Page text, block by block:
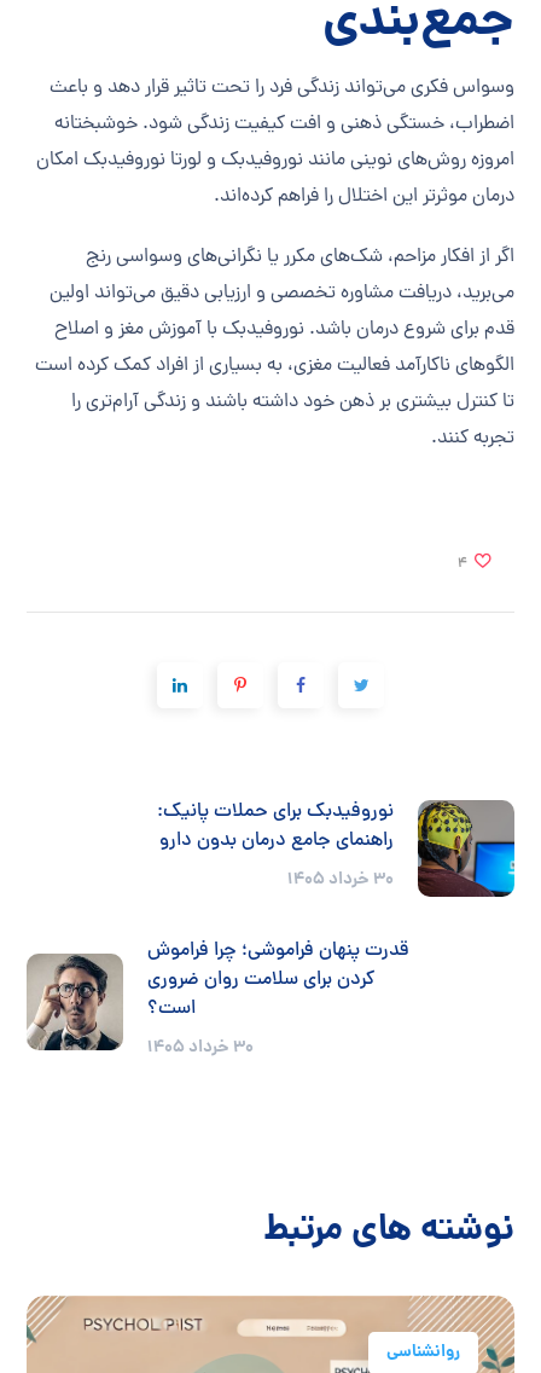
جمع‌بندی
وسواس فکری می‌تواند زندگی فرد را تحت تاثیر قرار دهد و باعث
اضطراب، خستگی ذهنی و افت کیفیت زندگی شود. خوشبختانه
امروزه روش‌های نوینی مانند نوروفیدبک و لورتا نوروفیدبک امکان
درمان موثرتر این اختلال را فراهم کرده‌اند.
اگر از افکار مزاحم، شک‌های مکرر یا نگرانی‌های وسواسی رنج
می‌برید، دریافت مشاوره تخصصی و ارزیابی دقیق می‌تواند اولین
قدم برای شروع درمان باشد. نوروفیدبک با آموزش مغز و اصلاح
الگوهای ناکارآمد فعالیت مغزی، به بسیاری از افراد کمک کرده است
تا کنترل بیشتری بر ذهن خود داشته باشند و زندگی آرام‌تری را
تجربه کنند.
4
نوروفیدبک برای حملات پانیک:
راهنمای جامع درمان بدون دارو
30 خرداد 1405
قدرت پنهان فراموشی؛ چرا فراموش
کردن برای سلامت روان ضروری
است؟
30 خرداد 1405
نوشته های مرتبط
روانشناسی